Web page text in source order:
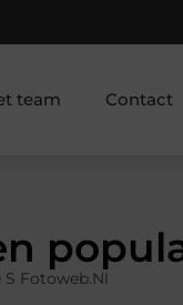
team Contact
Fotoweb.nl